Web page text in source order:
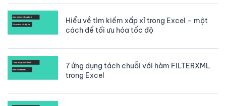
Hiểu về tìm kiếm xấp xỉ trong Excel – một
cách để tối ưu hóa tốc độ
7 ứng dụng tách chuỗi với hàm FILTERXML
trong Excel